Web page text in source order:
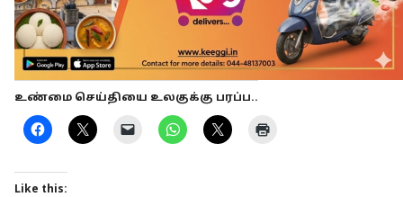
உண்மை செய்தியை உலகுக்கு பரப்ப..
Like this: